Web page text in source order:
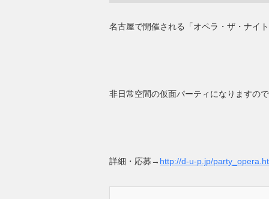
名古屋で開催される「オペラ・ザ・ナイ
非日常空間の仮面パーティになりますの
詳細・応募→ http://d-u-p.jp/